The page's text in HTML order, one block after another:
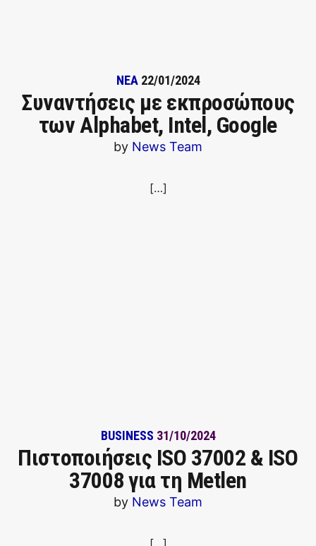
ΝΕΑ 22/01/2024
Συναντήσεις με εκπροσώπους
των Alphabet, Intel, Google
by News Team
[…]
BUSINESS 31/10/2024
Πιστοποιήσεις ISO 37002 & ISO
37008 για τη Metlen
by News Team